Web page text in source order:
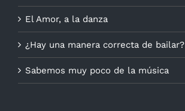
El Amor, a la danza
¿Hay una manera correcta de bailar?
Sabemos muy poco de la música